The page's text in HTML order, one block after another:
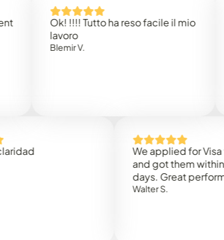
Ok! !!!! Tutto ha reso facile il mio
We applied for Visa to
and got them within 3
days. Great performance!
Walter S.